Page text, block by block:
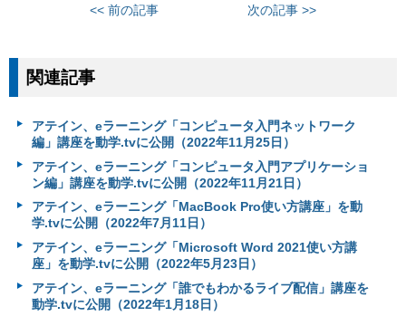
<< 前の記事 次の記事 >>
関連記事
アテイン、eラーニング「コンピュータ入門ネットワーク
編」講座を動学.tvに公開（2022年11月25日）
アテイン、eラーニング「コンピュータ入門アプリケーショ
ン編」講座を動学.tvに公開（2022年11月21日）
アテイン、eラーニング「MacBook Pro使い方講座」を動
学.tvに公開（2022年7月11日）
アテイン、eラーニング「Microsoft Word 2021使い方講
座」を動学.tvに公開（2022年5月23日）
アテイン、eラーニング「誰でもわかるライブ配信」講座を
動学.tvに公開（2022年1月18日）